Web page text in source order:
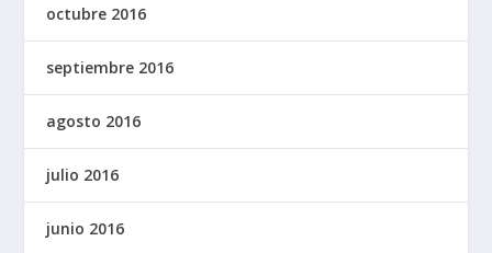
octubre 2016
septiembre 2016
agosto 2016
julio 2016
junio 2016